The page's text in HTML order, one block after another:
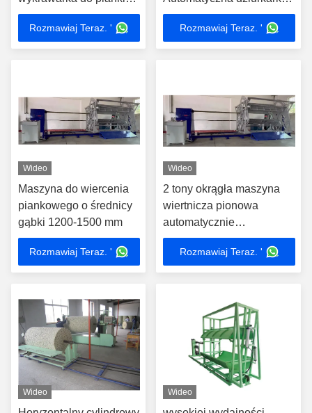
okrągłej
Rozmawiaj Teraz. '
do pianki
Rozmawiaj Teraz. '
Wideo
Maszyna do wiercenia
piankowego o średnicy
gąbki 1200-1500 mm
Rozmawiaj Teraz. '
Wideo
2 tony okrągła maszyna
wiertnicza pionowa
automatycznie
wprowadzająca wał do
pionowej linii roboczej
Rozmawiaj Teraz. '
Wideo Wideo